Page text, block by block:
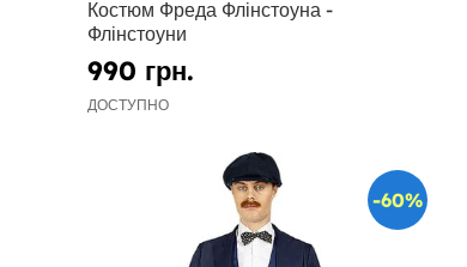
Костюм Фреда Флінстоуна -
Флінстоуни
990 грн.
ДОСТУПНО
-60%